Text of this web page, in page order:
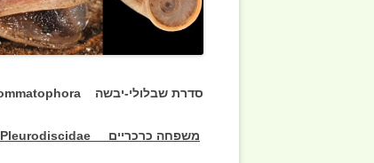
סדרת שבלולי-יבשה Order Stylommatophora
משפחה כרכריים Pleurodiscidae